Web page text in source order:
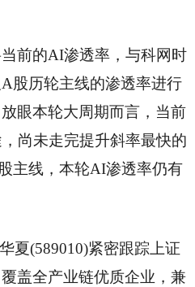
前的AI渗透率，与科网时
股历轮主线的渗透率进行
眼本轮大周期而言，当前
尚未走完提升斜率最快的
主线，本轮AI渗透率仍有
夏(589010)紧密跟踪上证
盖全产业链优质企业，兼